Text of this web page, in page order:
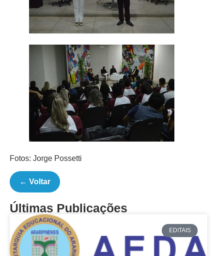
Fotos: Jorge Possetti
← Voltar
Últimas Publicações
EDITAIS